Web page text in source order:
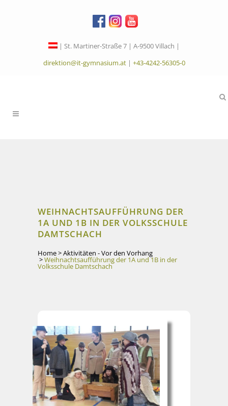
| St. Martiner-Straße 7 | A-9500 Villach |
direktion@it-gymnasium.at| +43-4242-56305-0
WEIHNACHTSAUFFÜHRUNG DER
1A UND 1B IN DER VOLKSSCHULE
DAMTSCHACH
Home>Aktivitäten - Vor den Vorhang
>Weihnachtsaufführung der 1A und 1B in der
Volksschule Damtschach